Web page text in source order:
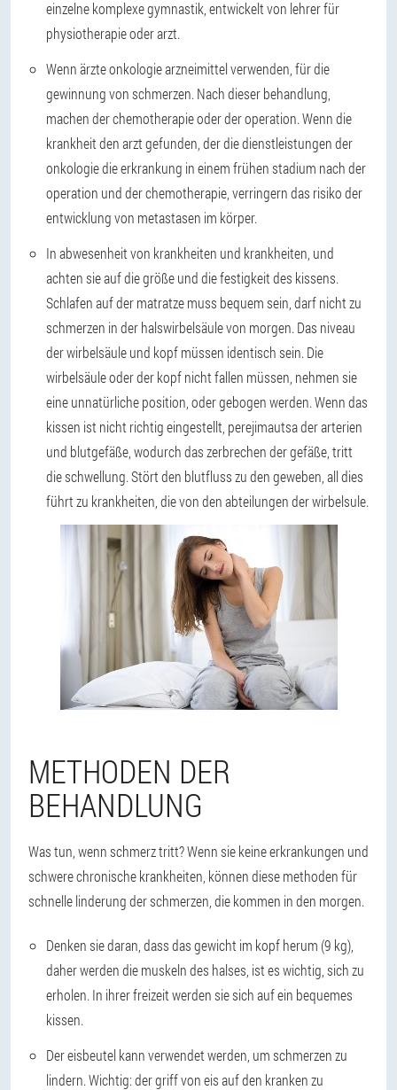
einzelne komplexe gymnastik, entwickelt von lehrer für
physiotherapie oder arzt.
Wenn ärzte onkologie arzneimittel verwenden, für die
gewinnung von schmerzen. Nach dieser behandlung,
machen der chemotherapie oder der operation. Wenn die
krankheit den arzt gefunden, der die dienstleistungen der
onkologie die erkrankung in einem frühen stadium nach der
operation und der chemotherapie, verringern das risiko der
entwicklung von metastasen im körper.
In abwesenheit von krankheiten und krankheiten, und
achten sie auf die größe und die festigkeit des kissens.
Schlafen auf der matratze muss bequem sein, darf nicht zu
schmerzen in der halswirbelsäule von morgen. Das niveau
der wirbelsäule und kopf müssen identisch sein. Die
wirbelsäule oder der kopf nicht fallen müssen, nehmen sie
eine unnatürliche position, oder gebogen werden. Wenn das
kissen ist nicht richtig eingestellt, perejimautsa der arterien
und blutgefäße, wodurch das zerbrechen der gefäße, tritt
die schwellung. Stört den blutfluss zu den geweben, all dies
führt zu krankheiten, die von den abteilungen der wirbelsule.
METHODEN DER
BEHANDLUNG
Was tun, wenn schmerz tritt? Wenn sie keine erkrankungen und
schwere chronische krankheiten, können diese methoden für
schnelle linderung der schmerzen, die kommen in den morgen.
Denken sie daran, dass das gewicht im kopf herum (9 kg),
daher werden die muskeln des halses, ist es wichtig, sich zu
erholen. In ihrer freizeit werden sie sich auf ein bequemes
kissen.
Der eisbeutel kann verwendet werden, um schmerzen zu
lindern. Wichtig: der griff von eis auf den kranken zu